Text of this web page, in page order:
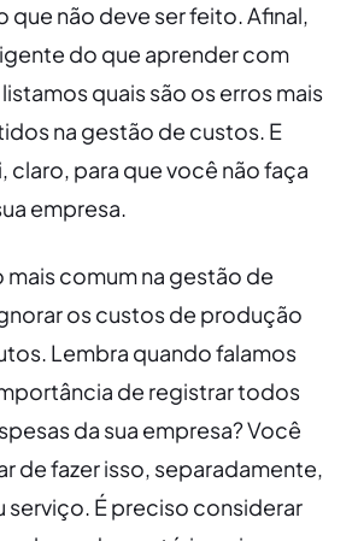
que não deve ser feito. Afinal,
do que aprender com
quais são os erros mais
na gestão de custos. E
claro, para que você não faça
empresa.
mais comum na gestão de
os custos de produção
Lembra quando falamos
de registrar todos
da sua empresa? Você
de fazer isso, separadamente,
É preciso considerar